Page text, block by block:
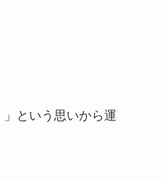
」という思いから運